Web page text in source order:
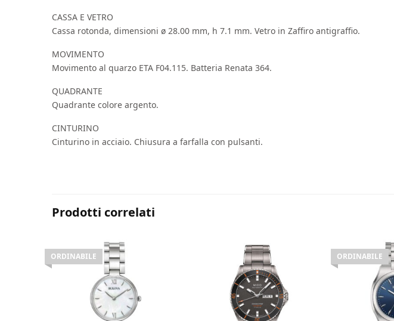
CASSA E VETRO
Cassa rotonda, dimensioni ø 28.00 mm, h 7.1 mm. Vetro in Zaffiro antigraffio.
MOVIMENTO
Movimento al quarzo ETA F04.115. Batteria Renata 364.
QUADRANTE
Quadrante colore argento.
CINTURINO
Cinturino in acciaio. Chiusura a farfalla con pulsanti.
Prodotti correlati
ORDINABILE ORDINABILE